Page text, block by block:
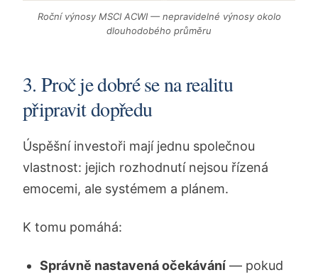
Roční výnosy MSCI ACWI — nepravidelné výnosy okolo
dlouhodobého průměru
3. Proč je dobré se na realitu
připravit dopředu
Úspěšní investoři mají jednu společnou
vlastnost: jejich rozhodnutí nejsou řízená
emocemi, ale systémem a plánem.
K tomu pomáhá:
Správně nastavená očekávání — pokud